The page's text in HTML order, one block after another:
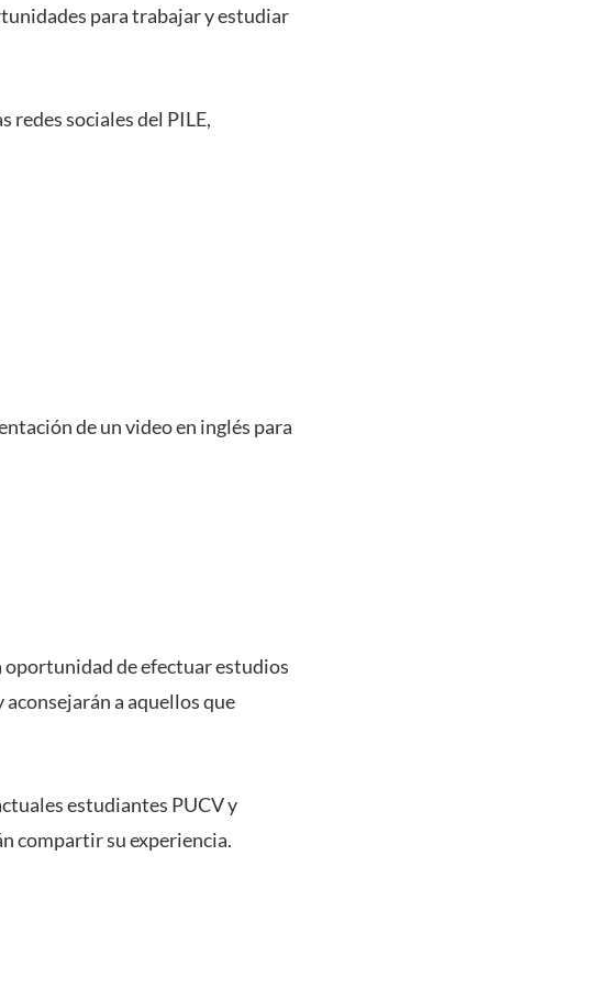
para trabajar y estudiar
redes sociales del PILE,
de un video en inglés para
oportunidad de efectuar estudios
a aquellos que
estudiantes PUCV y
compartir su experiencia.